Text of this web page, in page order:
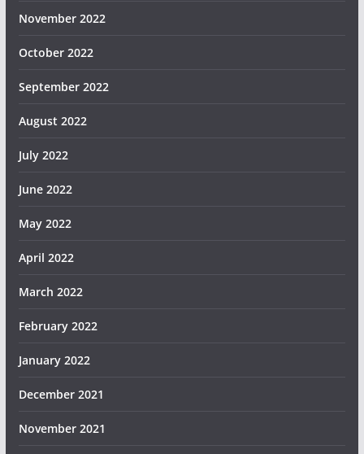
November 2022
October 2022
September 2022
August 2022
July 2022
June 2022
May 2022
April 2022
March 2022
February 2022
January 2022
December 2021
November 2021